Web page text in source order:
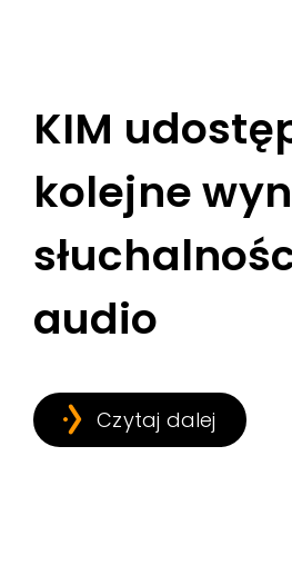
KIM
kolejne
audio
Czytaj dalej